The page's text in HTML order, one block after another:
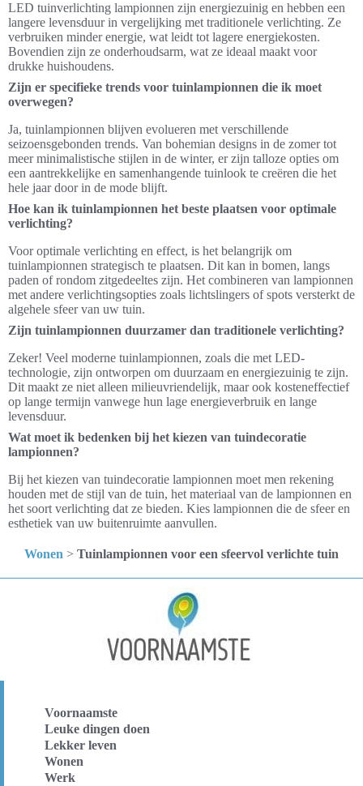
LED tuinverlichting lampionnen zijn energiezuinig en hebben een
langere levensduur in vergelijking met traditionele verlichting. Ze
verbruiken minder energie, wat leidt tot lagere energiekosten.
Bovendien zijn ze onderhoudsarm, wat ze ideaal maakt voor
drukke huishoudens.
Zijn er specifieke trends voor tuinlampionnen die ik moet
overwegen?
Ja, tuinlampionnen blijven evolueren met verschillende
seizoensgebonden trends. Van bohemian designs in de zomer tot
meer minimalistische stijlen in de winter, er zijn talloze opties om
een aantrekkelijke en samenhangende tuinlook te creëren die het
hele jaar door in de mode blijft.
Hoe kan ik tuinlampionnen het beste plaatsen voor optimale
verlichting?
Voor optimale verlichting en effect, is het belangrijk om
tuinlampionnen strategisch te plaatsen. Dit kan in bomen, langs
paden of rondom zitgedeeltes zijn. Het combineren van lampionnen
met andere verlichtingsopties zoals lichtslingers of spots versterkt de
algehele sfeer van uw tuin.
Zijn tuinlampionnen duurzamer dan traditionele verlichting?
Zeker! Veel moderne tuinlampionnen, zoals die met LED-
technologie, zijn ontworpen om duurzaam en energiezuinig te zijn.
Dit maakt ze niet alleen milieuvriendelijk, maar ook kosteneffectief
op lange termijn vanwege hun lage energieverbruik en lange
levensduur.
Wat moet ik bedenken bij het kiezen van tuindecoratie
lampionnen?
Bij het kiezen van tuindecoratie lampionnen moet men rekening
houden met de stijl van de tuin, het materiaal van de lampionnen en
het soort verlichting dat ze bieden. Kies lampionnen die de sfeer en
esthetiek van uw buitenruimte aanvullen.
Wonen > Tuinlampionnen voor een sfeervol verlichte tuin
Voornaamste
Leuke dingen doen
Lekker leven
Wonen
Werk